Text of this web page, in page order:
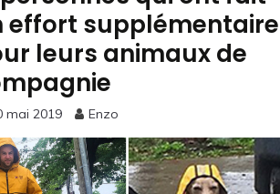
effort supplémentaire
leurs animaux de
mai 2019 Enzo